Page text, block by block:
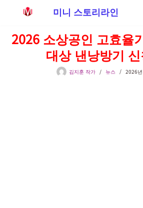
텐
미니 스토리라인
2026 소상공인 고효율
대상 낸낭방기
김지훈 작가 뉴스 2026